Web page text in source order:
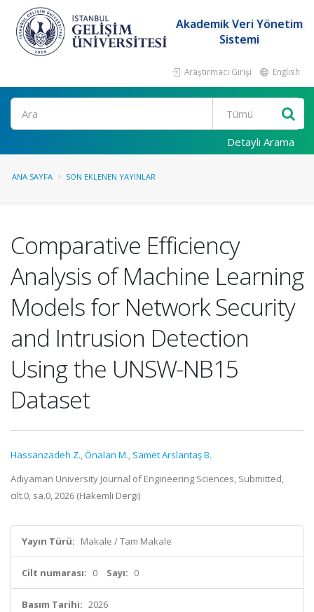
Akademik Veri Yönetim
Sistemi
Araştırmacı Girişi English
Ara
Detaylı Arama
ANA SAYFA SON EKLENEN YAYINLAR
Comparative Efficiency
Analysis of Machine Learning
Models for Network Security
and Intrusion Detection
Using the UNSW-NB15
Dataset
Hassanzadeh Z.,Önalan M., Samet Arslantaş B.
Adıyaman University Journal of Engineering Sciences, Submitted,
cilt.0, sa.0, 2026 (Hakemli Dergi)
Yayın Türü: Makale / Tam Makale
Cilt numarası: 0 Sayı: 0
Basım Tarihi: 2026